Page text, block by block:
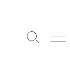
Search